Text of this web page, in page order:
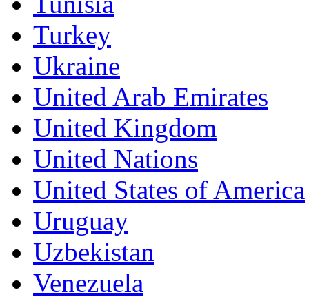
Turkey
Ukraine
United Arab Emirates
United Kingdom
United Nations
United States of America
Uruguay
Uzbekistan
Venezuela